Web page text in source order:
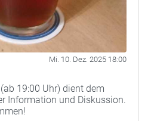
Mi. 10. Dez. 2025 18:00
19:00 Uhr) dient dem
Information und Diskussion.